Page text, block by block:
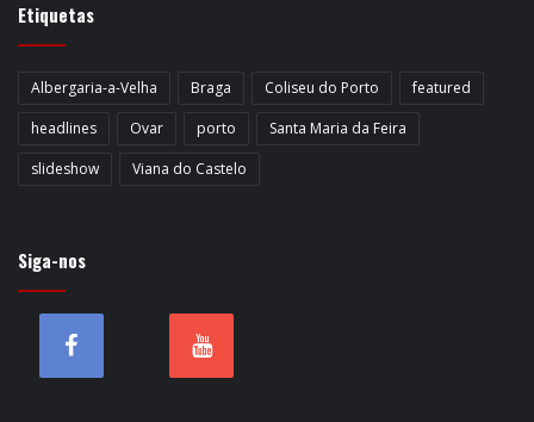
Etiquetas
Albergaria-a-Velha Braga Coliseu do Porto
featured
headlines
Ovar porto
Santa Maria da Feira
slideshow
Viana do Castelo
Siga-nos